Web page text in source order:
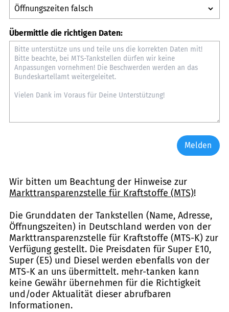
Übermittle die richtigen Daten:
Melden
Wir bitten um Beachtung der Hinweise zur
Markttransparenzstelle für Kraftstoffe (MTS)!
Die Grunddaten der Tankstellen (Name, Adresse,
Öffnungszeiten) in Deutschland werden von der
Markttransparenzstelle für Kraftstoffe (MTS-K) zur
Verfügung gestellt. Die Preisdaten für Super E10,
Super (E5) und Diesel werden ebenfalls von der
MTS-K an uns übermittelt. mehr-tanken kann
keine Gewähr übernehmen für die Richtigkeit
und/oder Aktualität dieser abrufbaren
Informationen.